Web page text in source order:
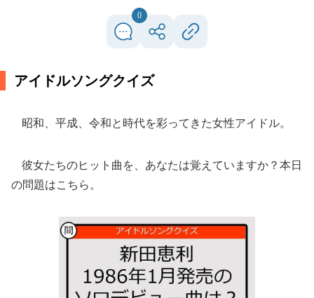
0
アイドルソングクイズ
昭和、平成、令和と時代を彩ってきた女性アイドル。
彼女たちのヒット曲を、あなたは覚えていますか？本日
の問題はこちら。